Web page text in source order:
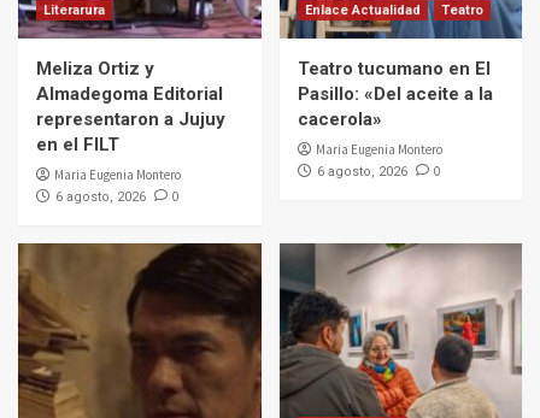
Literarura
Meliza Ortiz y
Almadegoma Editorial
representaron a Jujuy
en el FILT
Maria Eugenia Montero
6 agosto, 2026 0
Enlace Actualidad
Teatro
Teatro tucumano en El
Pasillo: «Del aceite a la
cacerola»
Maria Eugenia Montero
6 agosto, 2026 0